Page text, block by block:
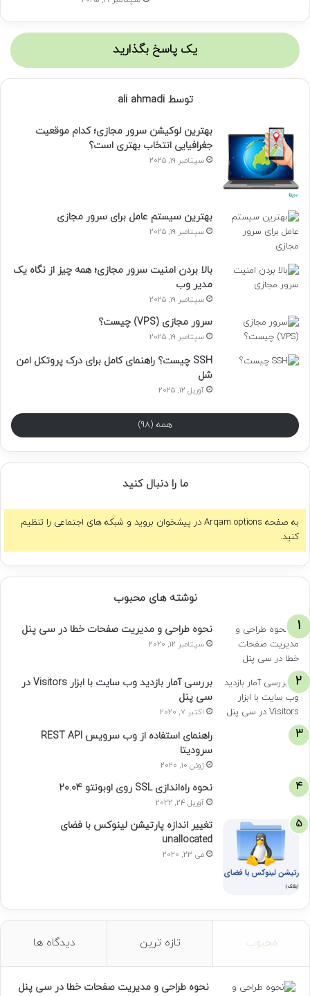
یک پاسخ بگذارید
توسط ali ahmadi
بهترین لوکیشن سرور مجازی؛ کدام موقعیت
جغرافیایی انتخاب بهتری است؟
سپتامبر 19, 2025
بهترین سیستم عامل برای سرور مجازی
سپتامبر 19, 2025
بالا بردن امنیت سرور مجازی؛ همه چیز از نگاه یک
مدیر وب
سپتامبر 19, 2025
سرور مجازی (VPS) چیست؟
سپتامبر 19, 2025
SSH چیست؟ راهنمای کامل برای درک پروتکل امن
شل
آوریل 12, 2025
همه (98)
ما را دنبال کنید
به صفحه Arqam options در پیشخوان بروید و شبکه های اجتماعی را تنظیم
کنید.
نوشته های محبوب
نحوه طراحی و مدیریت صفحات خطا در سی پنل
سپتامبر 12, 2020
بررسی آمار بازدید وب سایت با ابزار Visitors در
سی پنل
اکتبر 7, 2020
راهنمای استفاده از وب سرویس REST API
سرودیتا
ژوئن 10, 2020
نحوه راه‌اندازی SSL روی اوبونتو 20.04
آوریل 24, 2022
تغییر اندازه پارتیشن لینوکس با فضای
unallocated
می 23, 2020
محبوب تازه ترین دیدگاه ها
نحوه طراحی و مدیریت صفحات خطا در سی پنل